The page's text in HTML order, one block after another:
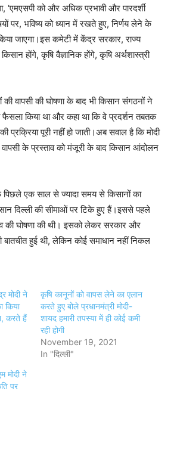
'एमएसपी को और अधिक प्रभावी और पारदर्शी
पर, भविष्य को ध्यान में रखते हुए, निर्णय लेने के
जाएगा।इस कमेटी में केंद्र सरकार, राज्य
होंगे, कृषि वैज्ञानिक होंगे, कृषि अर्थशास्त्री
की वापसी की घोषणा के बाद भी किसान संगठनों ने
फैसला किया था और कहा था कि वे प्रदर्शन तबतक
पूरी नहीं हो जाती।अब सवाल है कि मोदी
के प्रस्ताव को मंजूरी के बाद किसान आंदोलन
एक साल से ज्यादा समय से किसानों का
दिल्ली की सीमाओं पर टिके हुए हैं।इससे पहले
की घोषणा की थी। इसको लेकर सरकार और
बातचीत हुई थी, लेकिन कोई समाधान नहीं निकल
मोदी ने
किया
करते हैं
कृषि कानूनों को वापस लेने का एलान
करते हुए बोले प्रधानमंत्री मोदी-
शायद हमारी तपस्या में ही कोई कमी
रही होगी
November 19, 2021
In "दिल्ली"
मोदी ने
पर